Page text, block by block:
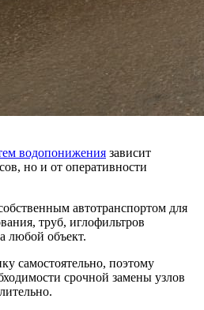
водопонижения зависит
но и от оперативности
автотранспортом для
труб, иглофильтров
любой объект.
самостоятельно, поэтому
срочной замены узлов